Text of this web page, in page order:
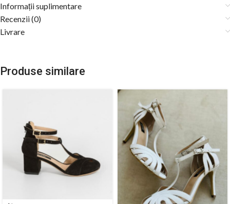
Informații suplimentare
Recenzii (0)
Livrare
Produse similare